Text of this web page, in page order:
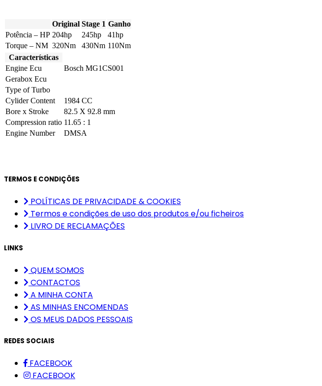
Original Stage 1 Ganho
Potência – HP 204hp 245hp
41hp
Torque – NM 320Nm 430Nm 110Nm
Características
Engine Ecu
Bosch MG1CS001
Gerabox Ecu
Type of Turbo
Cylider Content
1984 CC
Bore x Stroke
82.5 X 92.8 mm
Compression ratio 11.65 : 1
Engine Number
DMSA
TERMOS E CONDIÇÕES
POLÍTICAS DE PRIVACIDADE & COOKIES
Termos e condições de uso dos produtos e/ou ficheiros
LIVRO DE RECLAMAÇÕES
LINKS
QUEM SOMOS
CONTACTOS
A MINHA CONTA
AS MINHAS ENCOMENDAS
OS MEUS DADOS PESSOAIS
REDES SOCIAIS
FACEBOOK
FACEBOOK